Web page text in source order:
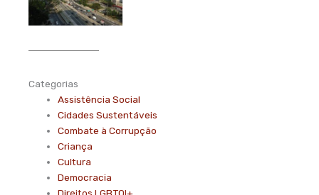
Categorias
Assistência Social
Cidades Sustentáveis
Combate à Corrupção
Criança
Cultura
Democracia
Direitos LGBTQI+